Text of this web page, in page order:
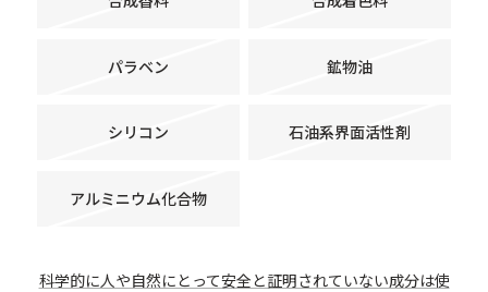
パラベン 鉱物油
シリコン 石油系界面活性剤
アルミニウム化合物
科学的に人や自然にとって安全と証明されていない成分は使